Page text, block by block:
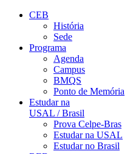
CEB
História
Sede
Programa
Agenda
Campus
BMQS
Ponto de Memória
Estudar na
USAL / Brasil
Prova Celpe-Bras
Estudar na USAL
Estudar no Brasil